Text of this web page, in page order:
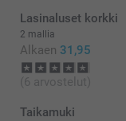
Lasinaluset korkki
2 mallia
Alkaen 31,95
(6 arvostelut)
Taikamuki